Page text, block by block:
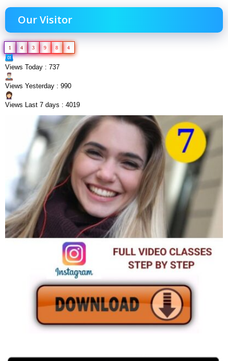
Our Visitor
1 4 3 9 8 4
Views Today : 737
Views Yesterday : 990
Views Last 7 days : 4019